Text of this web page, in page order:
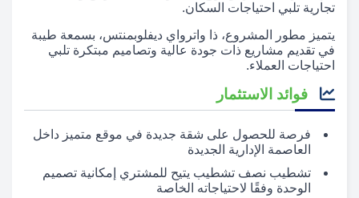
تجارية تلبي احتياجات السكان.
يتميز مطور المشروع، ذا واترواي ديفلوبمنتس، بسمعة طيبة
في تقديم مشاريع ذات جودة عالية وتصاميم مبتكرة تلبي
احتياجات العملاء.
فوائد الاستثمار
فرصة للحصول على شقة جديدة في موقع متميز داخل
العاصمة الإدارية الجديدة
تشطيب نصف تشطيب يتيح للمشتري إمكانية تصميم
الوحدة وفقًا لاحتياجاته الخاصة